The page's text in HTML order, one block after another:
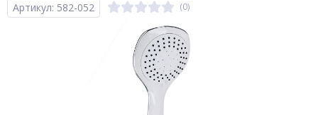
Артикул: 582-052 (0)